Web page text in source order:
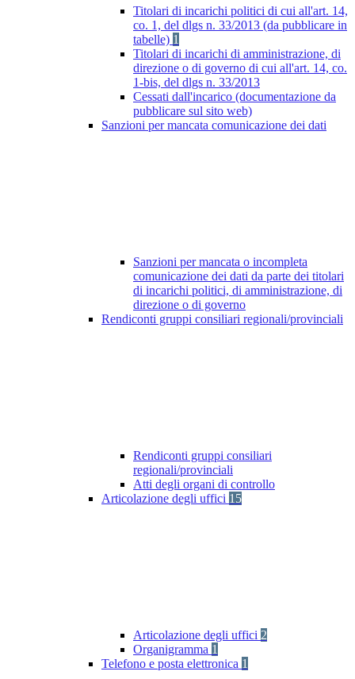
Titolari di incarichi politici di cui all'art. 14,
co. 1, del dlgs n. 33/2013 (da pubblicare in
tabelle) 1
Titolari di incarichi di amministrazione, di
direzione o di governo di cui all'art. 14, co.
1-bis, del dlgs n. 33/2013
Cessati dall'incarico (documentazione da
pubblicare sul sito web)
Sanzioni per mancata comunicazione dei dati
Sanzioni per mancata o incompleta
comunicazione dei dati da parte dei titolari
di incarichi politici, di amministrazione, di
direzione o di governo
Rendiconti gruppi consiliari regionali/provinciali
Rendiconti gruppi consiliari
regionali/provinciali
Atti degli organi di controllo
Articolazione degli uffici 15
Articolazione degli uffici 2
Organigramma 1
Telefono e posta elettronica 1